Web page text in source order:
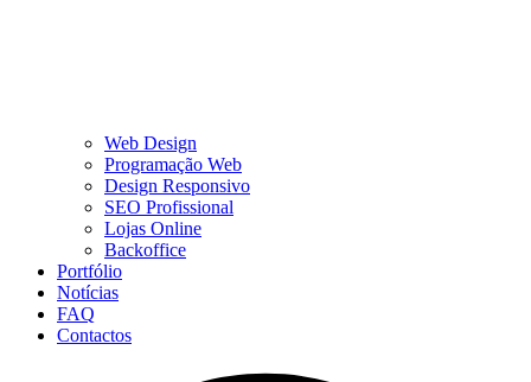
Web Design
Programação Web
Design Responsivo
SEO Profissional
Lojas Online
Backoffice
Portfólio
Notícias
FAQ
Contactos